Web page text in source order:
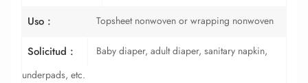
Uso : Topsheet nonwoven or wrapping nonwoven
Solicitud :
Baby diaper, adult diaper, sanitary napkin,
underpads, etc.